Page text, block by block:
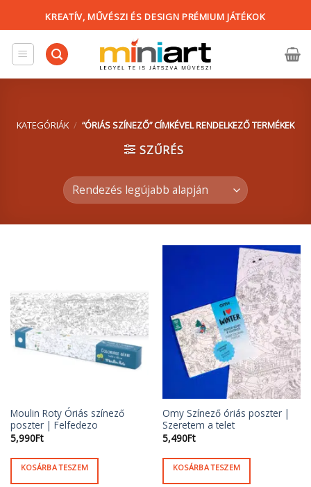
content
KREATÍV, MŰVÉSZI ÉS DESIGN PRÉMIUM JÁTÉKOK
KATEGÓRIÁK / “ÓRIÁS SZÍNEZŐ” CÍMKÉVEL RENDELKEZŐ TERMÉKEK
SZŰRÉS
Moulin Roty Óriás színező
poszter | Felfedezo
5,990Ft
KOSÁRBA TESZEM
Omy Színező óriás poszter |
Szeretem a telet
5,490Ft
KOSÁRBA TESZEM